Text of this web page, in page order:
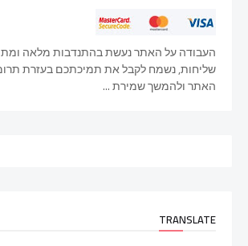
העבודה על האתר נעשת בהתנדבות מלאה
שליחות, נשמח לקבל את תמיכתכם בעזרת
האתר ולהמשך שמירת ...
TRANSLATE